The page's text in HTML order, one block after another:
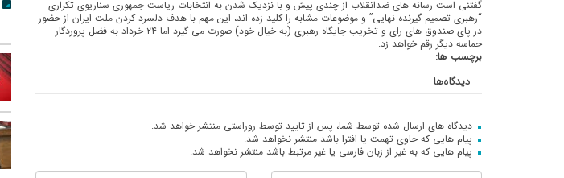
گفتنی است رسانه های ضدانقلاب از چندی پیش و با نزدیک شدن به انتخابات ریاست جمهوری سناریوی تکراری
“رهبری تصمیم گیرنده نهایی” و موضوعات مشابه را کلید زده اند، این مهم با هدف دلسرد کردن ملت ایران از حضور
در پای صندوق های رای و تخریب جایگاه رهبری (به خیال خود) صورت می گیرد اما ۲۴ خرداد به فضل پروردگار
حماسه دیگر رقم خواهد زد.
برچسب ها:
دیدگاه‌ها
دیدگاه های ارسال شده توسط شما، پس از تایید توسط روراستی منتشر خواهد شد.
پیام هایی که حاوی تهمت یا افترا باشد منتشر نخواهد شد.
پیام هایی که به غیر از زبان فارسی یا غیر مرتبط باشد منتشر نخواهد شد.